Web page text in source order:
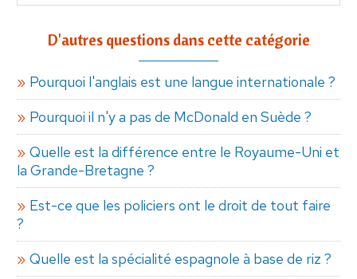
D'autres questions dans cette catégorie
Pourquoi l'anglais est une langue internationale ?
Pourquoi il n'y a pas de McDonald en Suède ?
Quelle est la différence entre le Royaume-Uni et
la Grande-Bretagne ?
Est-ce que les policiers ont le droit de tout faire
?
Quelle est la spécialité espagnole à base de riz ?